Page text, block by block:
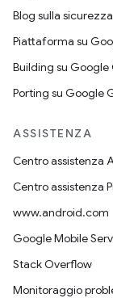
Blog sulla
Piattaforma su
Building su Google
Porting su Google
ASSISTENZA
Centro assistenza
Centro assistenza
www.android.com
Google Mobile
Stack Overflow
Monitoraggio